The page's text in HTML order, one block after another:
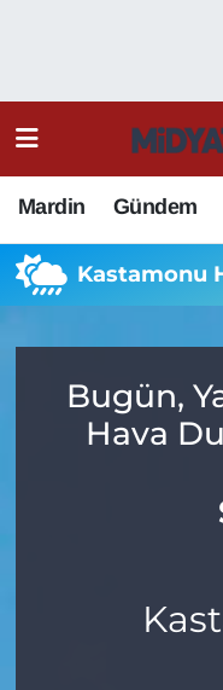
Mardin Gündem
Kastamonu
Bugün,
Hava